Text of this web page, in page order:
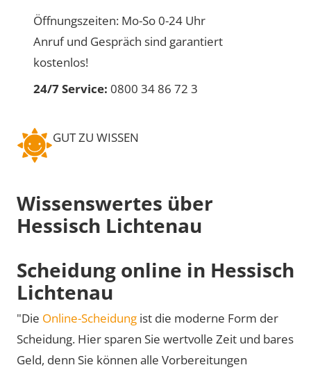
Öffnungszeiten: Mo-So 0-24 Uhr
Anruf und Gespräch sind garantiert
kostenlos!
24/7 Service: 0800 34 86 72 3
GUT ZU WISSEN
Wissenswertes über
Hessisch Lichtenau
Scheidung online in Hessisch
Lichtenau
"Die Online-Scheidung ist die moderne Form der
Scheidung. Hier sparen Sie wertvolle Zeit und bares
Geld, denn Sie können alle Vorbereitungen